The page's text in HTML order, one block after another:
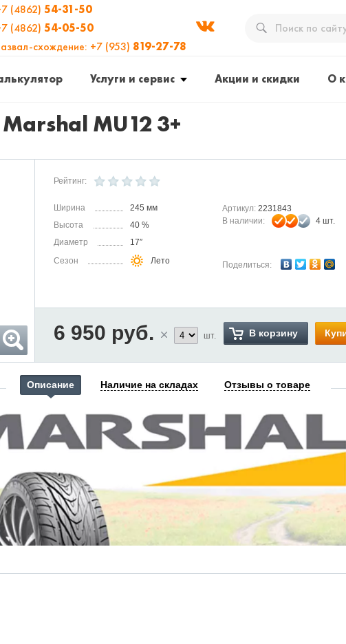
(4862) 54-31-50
(4862) 54-05-50
схождение: +7 (953) 819-27-78
Услуги и сервис Акции и скидки О
MU12 3+
Рейтинг:
Ширина
245 мм
Высота
40 %
Диаметр
17″
Сезон
Лето
Артикул: 2231843
В наличии:
4 шт.
Поделиться:
6 950 руб. шт. В корзину
Описание Наличие на складах Отзывы о товаре